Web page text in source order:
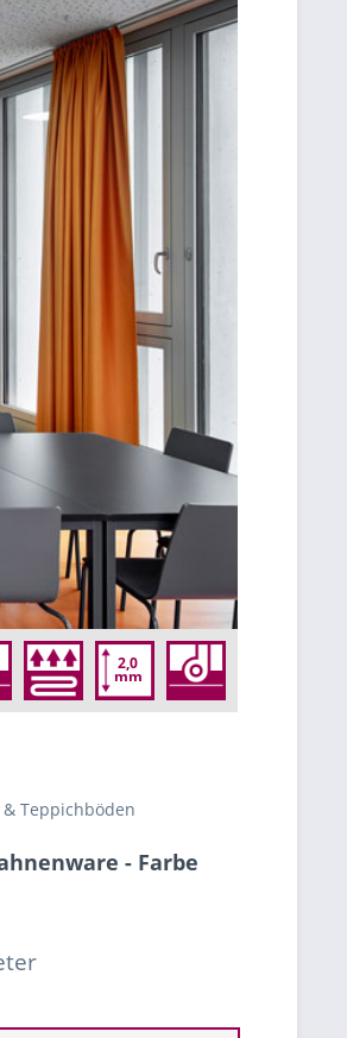
2,0
mm
Teppichböden
- Farbe